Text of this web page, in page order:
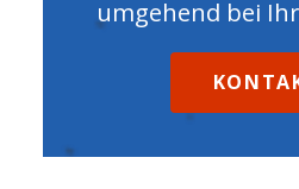
umgehend bei